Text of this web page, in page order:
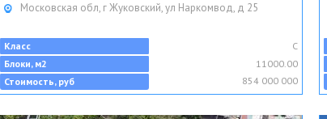
Московская обл, г Жуковский, ул Наркомвод, д 25
Класс
C
Блоки, м2
11000.00
Стоимость, руб
854 000 000